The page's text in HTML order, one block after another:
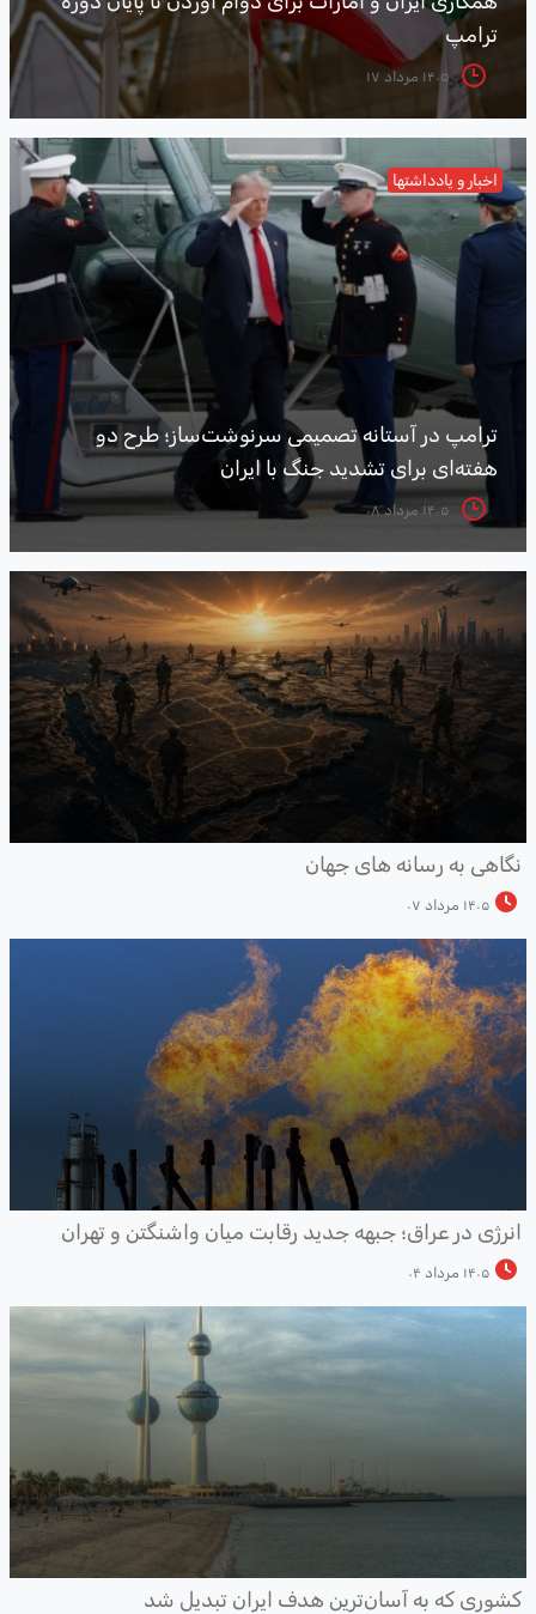
ترامپ
۱۴۰۵ مرداد ۱۷
ترامپ در آستانه تصمیمی سرنوشت‌ساز؛ طرح دو
هفته‌ای برای تشدید جنگ با ایران
۱۴۰۵ مرداد ۰۸
اخبار و یادداشتها
به رسانه های جهان
۱۴۰۵ مرداد ۰۷
در عراق؛ جبهه جدید رقابت میان واشنگتن و تهران
۱۴۰۵ مرداد ۰۴
که به آسان‌ترین هدف ایران تبدیل شد